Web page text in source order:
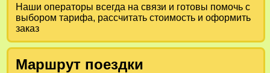
Наши операторы всегда на связи и готовы помочь с
выбором тарифа, рассчитать стоимость и оформить
заказ
Маршрут поездки